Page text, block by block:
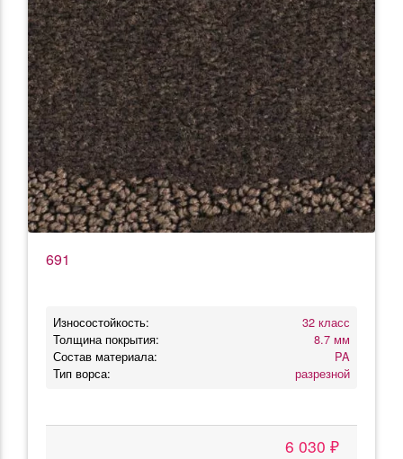
691
Износостойкость:
32 класс
Толщина покрытия:
8.7 мм
Состав материала:
PA
Тип ворса:
разрезной
6 030 ₽